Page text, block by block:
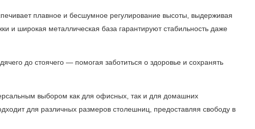
плавное и бесшумное регулирование высоты, выдерживая
и широкая металлическая база гарантируют стабильность даже
до стоячего — помогая заботиться о здоровье и сохранять
выбором как для офисных, так и для домашних
для различных размеров столешниц, предоставляя свободу в